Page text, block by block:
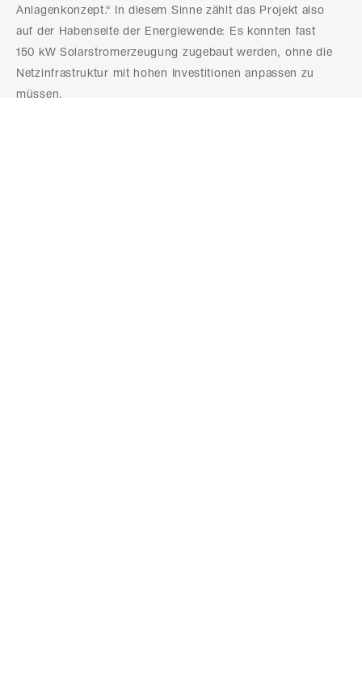
Anlagenkonzept.“ In diesem Sinne zählt das Projekt also
auf der Habenseite der Energiewende: Es konnten fast
150 kW Solarstromerzeugung zugebaut werden, ohne die
Netzinfrastruktur mit hohen Investitionen anpassen zu
müssen.